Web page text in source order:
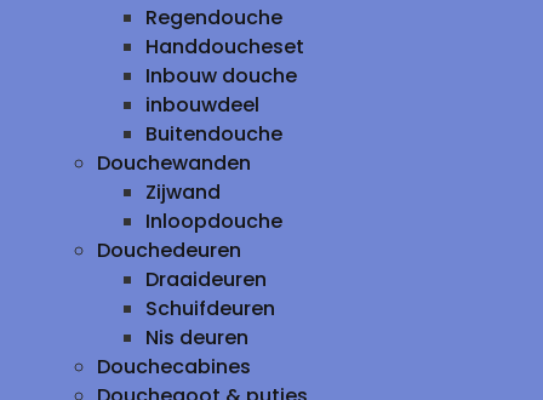
Regendouche
Handdoucheset
Inbouw douche
inbouwdeel
Buitendouche
Douchewanden
Zijwand
Inloopdouche
Douchedeuren
Draaideuren
Schuifdeuren
Nis deuren
Douchecabines